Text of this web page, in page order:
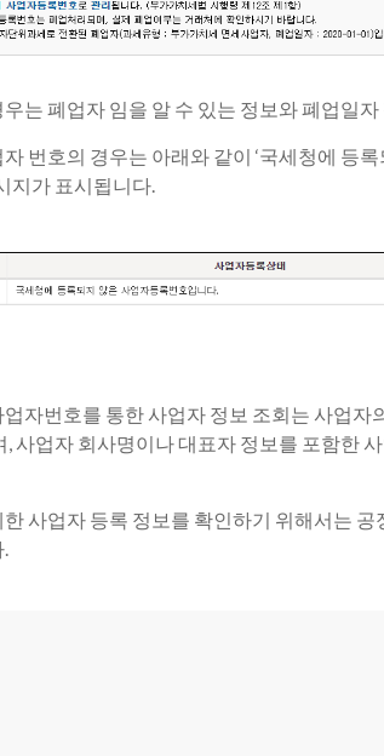
는 폐업자 임을 알 수 있는 정보와 폐업일
번호의 경우는 아래와 같이 ‘국세청에 등
지가 표시됩니다.
자번호를 통한 사업자 정보 조회는 사업자
, 사업자 회사명이나 대표자 정보를 포함한
사업자 등록 정보를 확인하기 위해서는